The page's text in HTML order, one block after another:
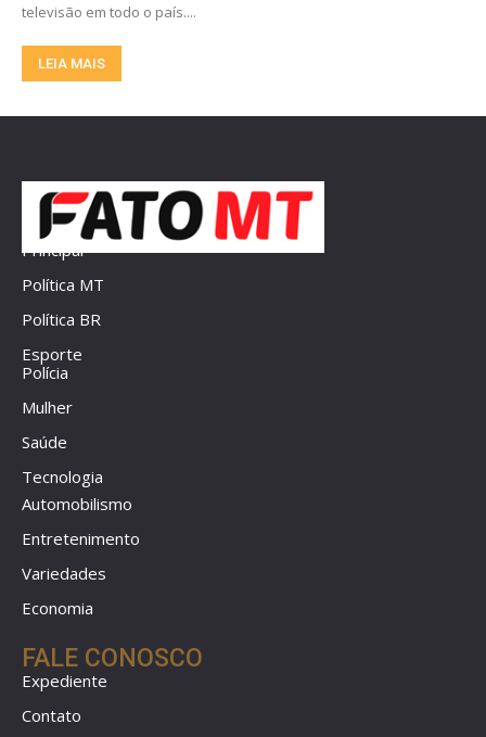
televisão em todo o país....
LEIA MAIS
Principal
Política MT
Política BR
Esporte
Polícia
Mulher
Saúde
Tecnologia
Automobilismo
Entretenimento
Variedades
Economia
FALE CONOSCO
Expediente
Contato